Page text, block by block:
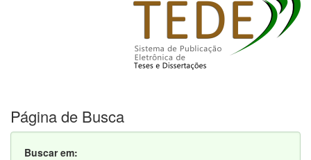
Página de Busca
Buscar em: